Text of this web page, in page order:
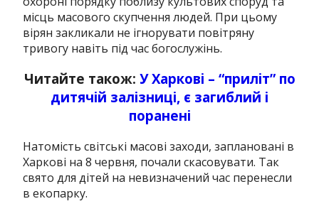
місць масового скупчення людей. При цьому
вірян закликали не ігнорувати повітряну
тривогу навіть під час богослужінь.
Читайте також: У Харкові – “приліт” по
дитячій залізниці, є загиблий і
поранені
Натомість світські масові заходи, заплановані в
Харкові на 8 червня, почали скасовувати. Так
свято для дітей на невизначений час перенесли
в екопарку.